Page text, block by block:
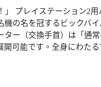
」 プレイステーション2
の名を冠するビックバ
ー（交換手首）は「通
開可能です。全身にわ